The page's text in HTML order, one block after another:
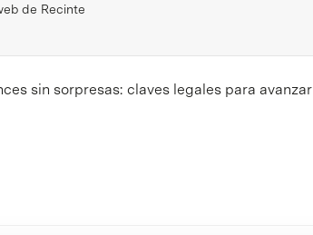
de Recinte
sin sorpresas: claves legales para avanzar